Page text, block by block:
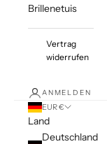
Brillenetuis
Vertrag
widerrufen
ANMELDEN
EUR €
Land
Deutschland